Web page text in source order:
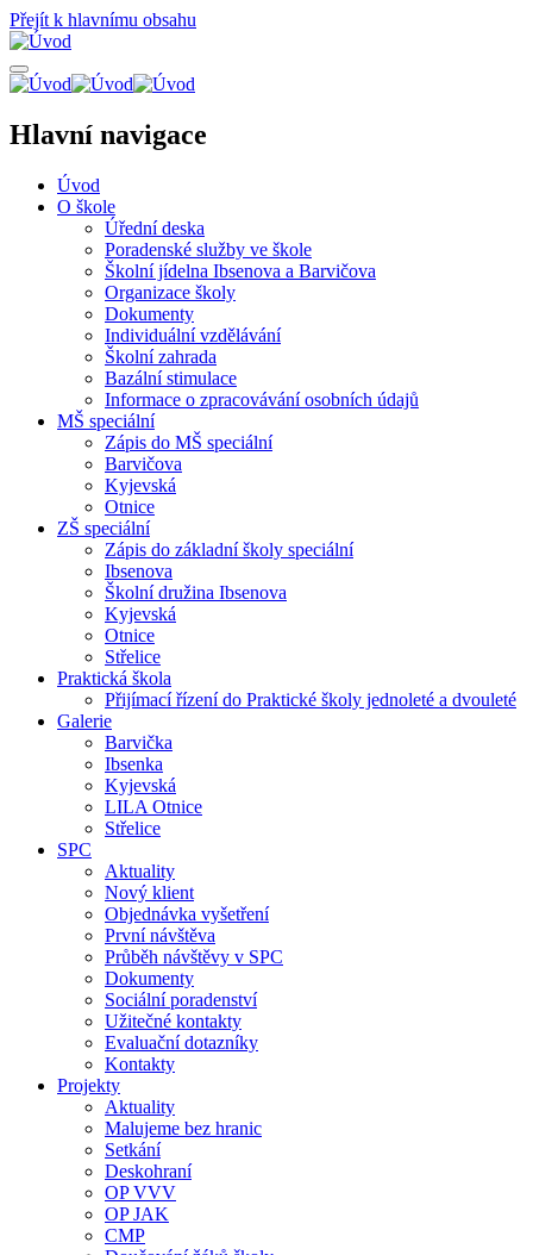
Přejít k hlavnímu obsahu
Hlavní navigace
Úvod
O škole
Úřední deska
Poradenské služby ve škole
Školní jídelna Ibsenova a Barvičova
Organizace školy
Dokumenty
Individuální vzdělávání
Školní zahrada
Bazální stimulace
Informace o zpracovávání osobních údajů
MŠ speciální
Zápis do MŠ speciální
Barvičova
Kyjevská
Otnice
ZŠ speciální
Zápis do základní školy speciální
Ibsenova
Školní družina Ibsenova
Kyjevská
Otnice
Střelice
Praktická škola
Přijímací řízení do Praktické školy jednoleté a dvouleté
Galerie
Barvička
Ibsenka
Kyjevská
LILA Otnice
Střelice
SPC
Aktuality
Nový klient
Objednávka vyšetření
První návštěva
Průběh návštěvy v SPC
Dokumenty
Sociální poradenství
Užitečné kontakty
Evaluační dotazníky
Kontakty
Projekty
Aktuality
Malujeme bez hranic
Setkání
Deskohraní
OP VVV
OP JAK
CMP